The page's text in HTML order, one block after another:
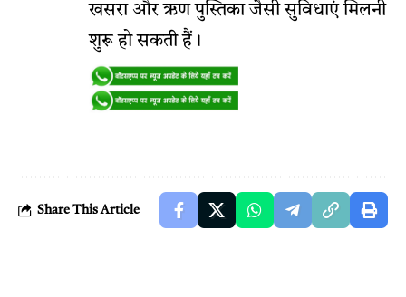
खसरा और ऋण पुस्तिका जैसी सुविधाएं मिलनी
शुरू हो सकती हैं।
Share This Article